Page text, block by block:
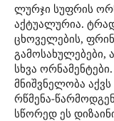
ლურჯი სუფრის
აქტუალურია.
ცხოველების,
გამოსახულებები,
სხვა
მნიშვნელობა
რწმენა-
სწორედ ეს